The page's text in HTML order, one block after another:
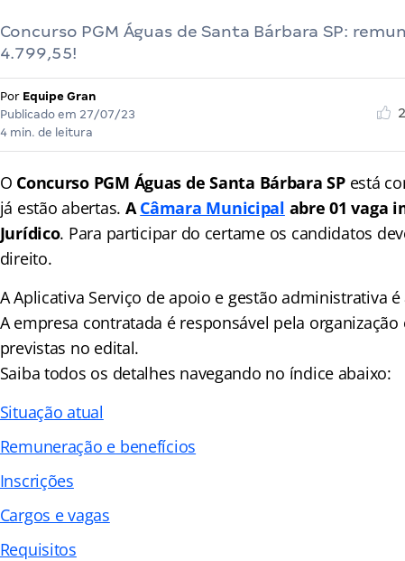
Concurso PGM Águas de Santa Bárbara SP:
4.799,55!
Por Equipe Gran
Publicado em 27/07/23
4 min. de leitura
2
O Concurso PGM Águas de Santa Bárbara SPestá
já estão abertas. ACâmara Municipal abre 01 vaga
Jurídico. Para participar do certame os candidatos
direito.
A Aplicativa Serviço de apoio e gestão administrativa
A empresa contratada é responsável pela
previstas no edital.
Saiba todos os detalhes navegando no índice abaixo:
Situação atual
Remuneração e benefícios
Inscrições
Cargos e vagas
Requisitos